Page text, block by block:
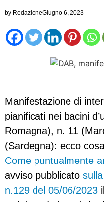
by RedazioneGiugno 6, 2023
Manifestazione di
pianificati nei bacini
Romagna), n. 11
(Sardegna): ecco
Come puntualmente
avviso pubblicato
n.129 del 05/06/2023 il